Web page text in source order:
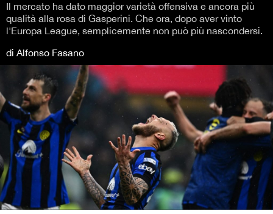
Il mercato ha dato maggior varietà offensiva e ancora più
qualità alla rosa di Gasperini. Che ora, dopo aver vinto
l'Europa League, semplicemente non può più nascondersi.
di Alfonso Fasano